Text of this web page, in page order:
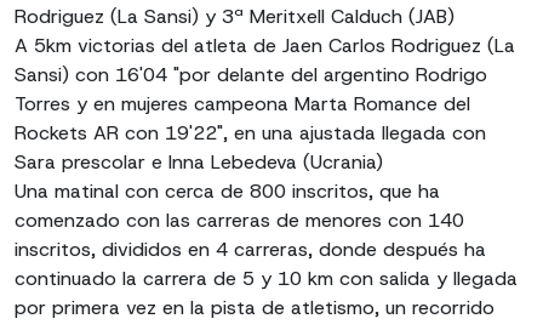
Rodriguez (La Sansi) y 3ª Meritxell Calduch (JAB)
A 5km victorias del atleta de Jaen Carlos Rodriguez (La
Sansi) con 16'04 "por delante del argentino Rodrigo
Torres y en mujeres campeona Marta Romance del
Rockets AR con 19'22", en una ajustada llegada con
Sara prescolar e Inna Lebedeva (Ucrania)
Una matinal con cerca de 800 inscritos, que ha
comenzado con las carreras de menores con 140
inscritos, divididos en 4 carreras, donde después ha
continuado la carrera de 5 y 10 km con salida y llegada
por primera vez en la pista de atletismo, un recorrido